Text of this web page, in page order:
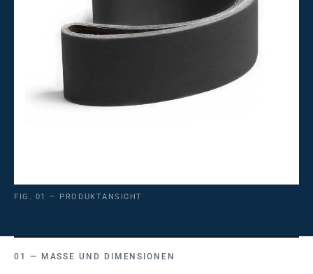
FIG. 01 — PRODUKTANSICHT
MASSE UND DIMENSIONEN